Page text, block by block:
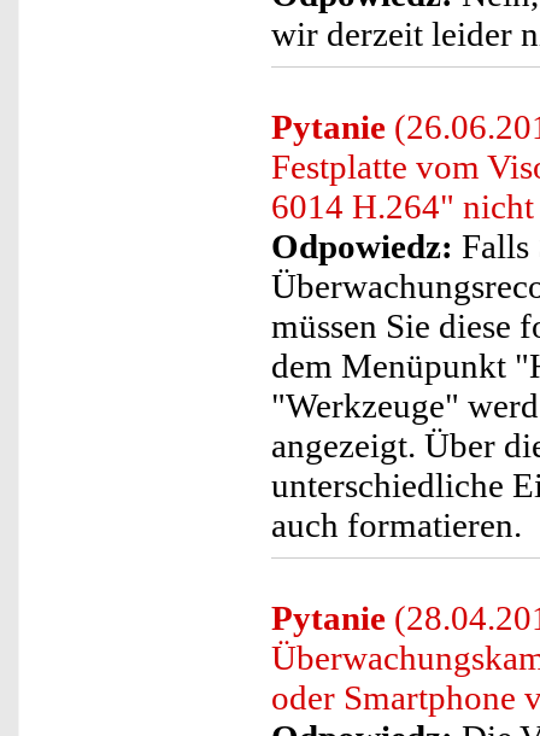
wir derzeit leider
Pytanie
Festplatte vom
6014 H.264"
Odpowiedz: Falls
müssen Sie diese
dem Menüpunkt
"Werkzeuge"
angezeigt. Über
unterschiedliche
auch formatieren.
Pytanie
oder Smartphone